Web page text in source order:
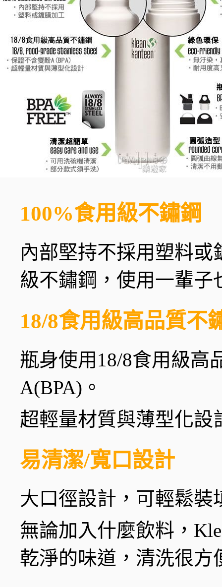
100%食用級不鏽鋼
內部堅持不採用塑料
級不鏽鋼，使用一輩子
18/8食用級高品質不
瓶身使用18/8食用級高
A(BPA)。
超輕量材質與薄型化設
易清潔/寬口設計
大口徑設計，可輕鬆裝
無論加入什麼飲料，
乾淨的味道，清洗很方